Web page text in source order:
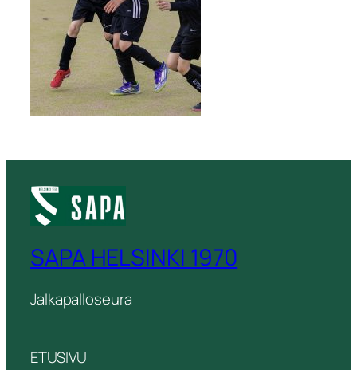
SAPA HELSINKI 1970
Jalkapalloseura
ETUSIVU